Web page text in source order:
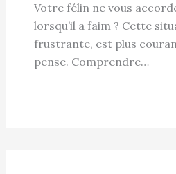
Votre félin ne vous
lorsqu’il a faim ? Cette
frustrante, est plus
pense. Comprendre…